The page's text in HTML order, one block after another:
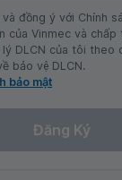
đồng ý với Chính
của Vinmec và chấp
DLCN của tôi theo
bảo vệ DLCN.
bảo mật
Đăng Ký